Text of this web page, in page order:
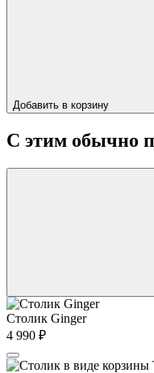
Добавить в корзину
С этим обычно
Столик Ginger
4 990 ₽